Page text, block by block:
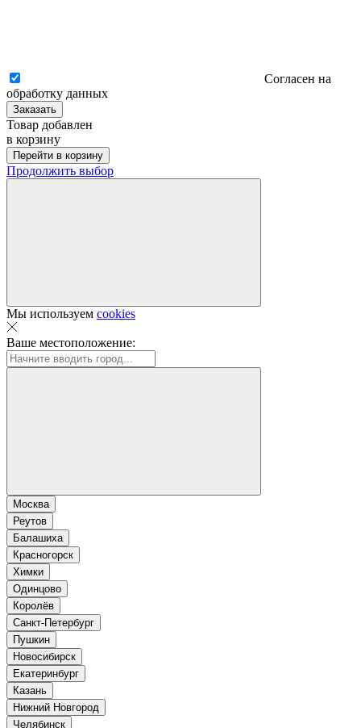
Согласен на
обработку данных
Заказать
Товар добавлен
в корзину
Перейти в корзину
Продолжить выбор
Мы используем cookies
Ваше местоположение:
Москва
Реутов
Балашиха
Красногорск
Химки
Одинцово
Королёв
Санкт-Петербург
Пушкин
Новосибирск
Екатеринбург
Казань
Нижний Новгород
Челябинск